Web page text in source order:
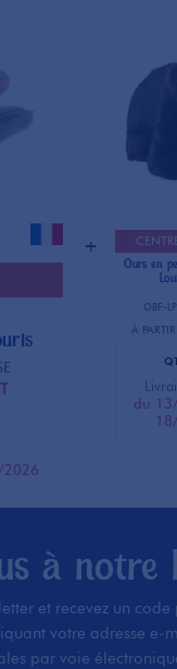
+
Ours en
OBF-
À
du
à notre
et recevez un
votre adresse e-
par voie